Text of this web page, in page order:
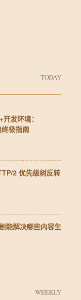
TODAY
发环境：
极指南
2 优先级树反转
能解决哪些内容生
WEEKLY